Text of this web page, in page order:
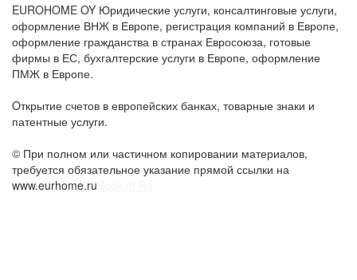
оформление ВНЖ в Европе, регистрация компаний в Европе,
оформление гражданства в странах Евросоюза, готовые
фирмы в ЕС, бухгалтерские услуги в Европе, оформление
ПМЖ в Европе.
патентные услуги.
требуется обязательное указание прямой ссылки на
www.eurhome.ruBook of Ra